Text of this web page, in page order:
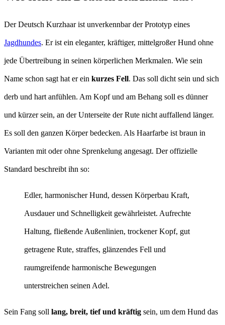
Der Deutsch Kurzhaar ist unverkennbar der Prototyp eines
Jagdhundes. Er ist ein eleganter, kräftiger, mittelgroßer Hund ohne
jede Übertreibung in seinen körperlichen Merkmalen. Wie sein
Name schon sagt hat er ein kurzes Fell. Das soll dicht sein und sich
derb und hart anfühlen. Am Kopf und am Behang soll es dünner
und kürzer sein, an der Unterseite der Rute nicht auffallend länger.
Es soll den ganzen Körper bedecken. Als Haarfarbe ist braun in
Varianten mit oder ohne Sprenkelung angesagt. Der offizielle
Standard beschreibt ihn so:
Edler, harmonischer Hund, dessen Körperbau Kraft,
Ausdauer und Schnelligkeit gewährleistet. Aufrechte
Haltung, fließende Außenlinien, trockener Kopf, gut
getragene Rute, straffes, glänzendes Fell und
raumgreifende harmonische Bewegungen
unterstreichen seinen Adel.
Sein Fang soll lang, breit, tief und kräftig sein, um dem Hund das